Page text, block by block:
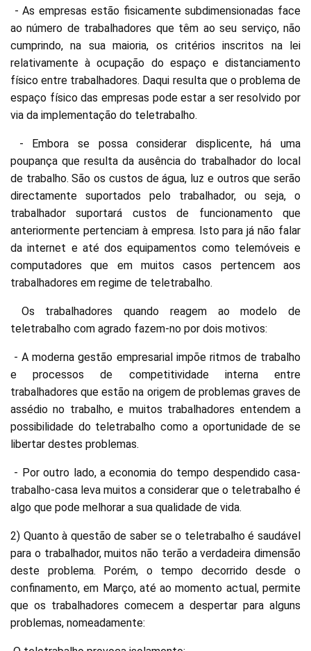
- As empresas estão fisicamente subdimensionadas face
ao número de trabalhadores que têm ao seu serviço, não
cumprindo, na sua maioria, os critérios inscritos na lei
relativamente à ocupação do espaço e distanciamento
físico entre trabalhadores. Daqui resulta que o problema de
espaço físico das empresas pode estar a ser resolvido por
via da implementação do teletrabalho.
- Embora se possa considerar displicente, há uma
poupança que resulta da ausência do trabalhador do local
de trabalho. São os custos de água, luz e outros que serão
directamente suportados pelo trabalhador, ou seja, o
trabalhador suportará custos de funcionamento que
anteriormente pertenciam à empresa. Isto para já não falar
da internet e até dos equipamentos como telemóveis e
computadores que em muitos casos pertencem aos
trabalhadores em regime de teletrabalho.
Os trabalhadores quando reagem ao modelo de
teletrabalho com agrado fazem-no por dois motivos:
- A moderna gestão empresarial impõe ritmos de trabalho
e processos de competitividade interna entre
trabalhadores que estão na origem de problemas graves de
assédio no trabalho, e muitos trabalhadores entendem a
possibilidade do teletrabalho como a oportunidade de se
libertar destes problemas.
- Por outro lado, a economia do tempo despendido casa-
trabalho-casa leva muitos a considerar que o teletrabalho é
algo que pode melhorar a sua qualidade de vida.
2) Quanto à questão de saber se o teletrabalho é saudável
para o trabalhador, muitos não terão a verdadeira dimensão
deste problema. Porém, o tempo decorrido desde o
confinamento, em Março, até ao momento actual, permite
que os trabalhadores comecem a despertar para alguns
problemas, nomeadamente: